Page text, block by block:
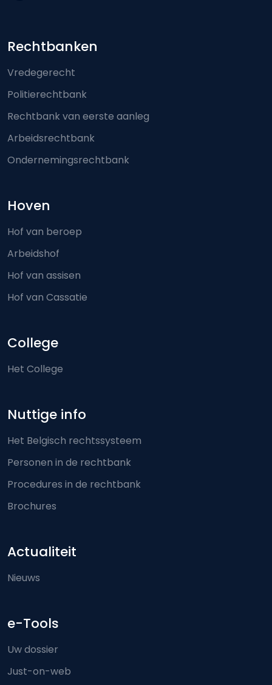
Footer-menu
Rechtbanken
Vredegerecht
Politierechtbank
Rechtbank van eerste aanleg
Arbeidsrechtbank
Ondernemingsrechtbank
Hoven
Hof van beroep
Arbeidshof
Hof van assisen
Hof van Cassatie
College
Het College
Nuttige info
Het Belgisch rechtssysteem
Personen in de rechtbank
Procedures in de rechtbank
Brochures
Actualiteit
Nieuws
e-Tools
Uw dossier
Just-on-web